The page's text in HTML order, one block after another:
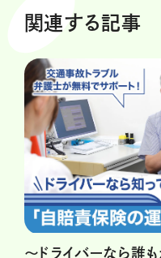
関連する記事
～ドライバーなら誰